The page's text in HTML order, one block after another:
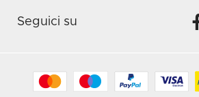
Seguici su